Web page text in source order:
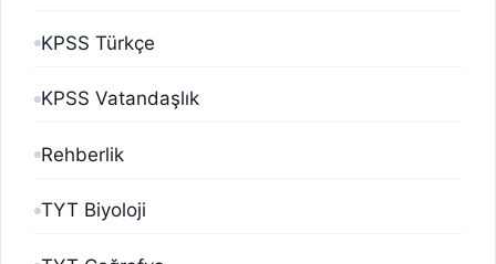
KPSS Türkçe
KPSS Vatandaşlık
Rehberlik
TYT Biyoloji